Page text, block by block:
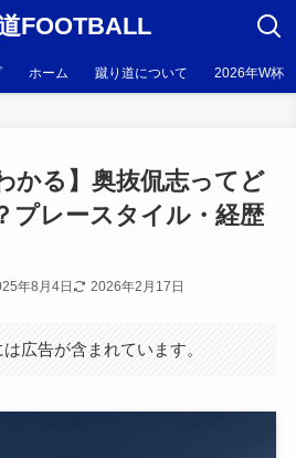
FOOTBALL
ホーム 蹴り道について 2026年W杯
かる】奥抜侃志ってど
プレースタイル・経歴
年8月4日 2026年2月17日
広告が含まれています。